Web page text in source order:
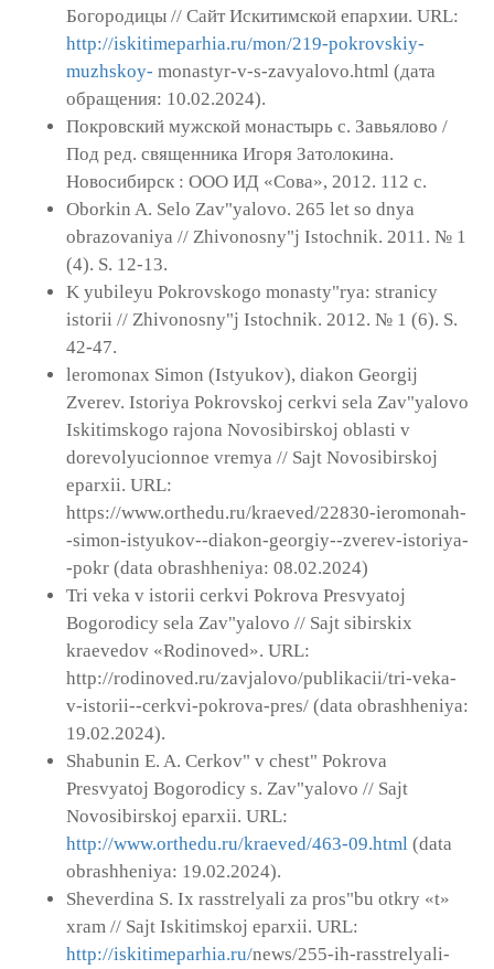
Богородицы // Сайт Искитимской епархии. URL:
http://iskitimeparhia.ru/mon/219-pokrovskiy-
muzhskoy- monastyr-v-s-zavyalovo.html (дата
обращения: 10.02.2024).
Покровский мужской монастырь с. Завьялово /
Под ред. священника Игоря Затолокина.
Новосибирск : ООО ИД «Сова», 2012. 112 с.
Oborkin A. Selo Zav"yalovo. 265 let so dnya
obrazovaniya // Zhivonosny"j Istochnik. 2011. № 1
(4). S. 12-13.
K yubileyu Pokrovskogo monasty"rya: stranicy
istorii // Zhivonosny"j Istochnik. 2012. № 1 (6). S.
42-47.
leromonax Simon (Istyukov), diakon Georgij
Zverev. Istoriya Pokrovskoj cerkvi sela Zav"yalovo
Iskitimskogo rajona Novosibirskoj oblasti v
dorevolyucionnoe vremya // Sajt Novosibirskoj
eparxii. URL:
https://www.orthedu.ru/kraeved/22830-ieromonah-
-simon-istyukov--diakon-georgiy--zverev-istoriya-
-pokr (data obrashheniya: 08.02.2024)
Tri veka v istorii cerkvi Pokrova Presvyatoj
Bogorodicy sela Zav"yalovo // Sajt sibirskix
kraevedov «Rodinoved». URL:
http://rodinoved.ru/zavjalovo/publikacii/tri-veka-
v-istorii--cerkvi-pokrova-pres/ (data obrashheniya:
19.02.2024).
Shabunin E. A. Cerkov" v chest" Pokrova
Presvyatoj Bogorodicy s. Zav"yalovo // Sajt
Novosibirskoj eparxii. URL:
http://www.orthedu.ru/kraeved/463-09.html (data
obrashheniya: 19.02.2024).
Sheverdina S. Ix rasstrelyali za pros"bu otkry «t»
xram // Sajt Iskitimskoj eparxii. URL:
http://iskitimeparhia.ru/news/255-ih-rasstrelyali-